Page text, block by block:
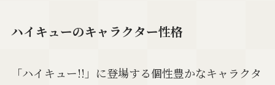
ハイキューのキャラクター性格
「ハイキュー!!」に登場する個性豊かなキャラクタ